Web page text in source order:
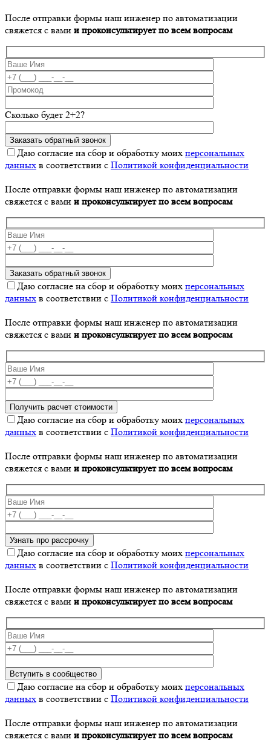
После отправки формы наш инженер по автоматизации
свяжется с вами и проконсультирует по всем вопросам
Сколько будет 2+2?
Даю согласие на сбор и обработку моих персональных
данных в соответствии с Политикой конфиденциальности
После отправки формы наш инженер по автоматизации
свяжется с вами и проконсультирует по всем вопросам
Даю согласие на сбор и обработку моих персональных
данных в соответствии с Политикой конфиденциальности
После отправки формы наш инженер по автоматизации
свяжется с вами и проконсультирует по всем вопросам
Даю согласие на сбор и обработку моих персональных
данных в соответствии с Политикой конфиденциальности
После отправки формы наш инженер по автоматизации
свяжется с вами и проконсультирует по всем вопросам
Даю согласие на сбор и обработку моих персональных
данных в соответствии с Политикой конфиденциальности
После отправки формы наш инженер по автоматизации
свяжется с вами и проконсультирует по всем вопросам
Даю согласие на сбор и обработку моих персональных
данных в соответствии с Политикой конфиденциальности
После отправки формы наш инженер по автоматизации
свяжется с вами и проконсультирует по всем вопросам